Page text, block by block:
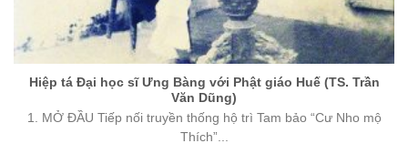
Hiệp tá Đại học sĩ Ưng Bàng với Phật giáo Huế (TS. Trần
Văn Dũng)
1. MỞ ĐẦU Tiếp nối truyền thống hộ trì Tam bảo “Cư Nho mộ
Thích”...